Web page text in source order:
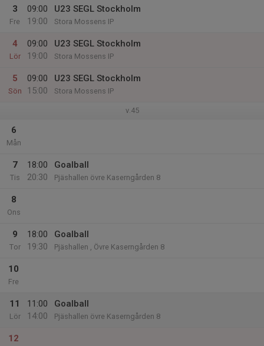
3
Fre
09:00
19:00
U23 SEGL Stockholm
Stora Mossens IP
4
Lör
09:00
19:00
U23 SEGL Stockholm
Stora Mossens IP
5
Sön
09:00
15:00
U23 SEGL Stockholm
Stora Mossens IP
v.45
6
Mån
7
Tis
18:00
20:30
Goalball
Pjäshallen övre Kaserngården 8
8
Ons
9
Tor
18:00
19:30
Goalball
Pjäshallen , Övre Kaserngården 8
10
Fre
11
Lör
11:00
14:00
Goalball
Pjäshallen övre Kaserngården 8
12